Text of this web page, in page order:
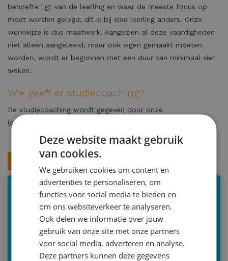
behoefte ligt van de leerling en waar de meeste focus op
moet worden gelegd, dit is bij elke leerling anders. Onze
werkwijze is dus maatwerk. Aangezien al deze vaardigheden
niet alleen aangeleerd, maar ook eigen gemaakt moeten
worden, wordt er begonnen met een duur van minimaal vier
weken.
Wie geeft er studiecoaching?
De studiecoaching wordt gegeven door onze
(ortho)pedagogen en psychologen in een 1 op 1 situatie.
Studiecoaching
€65,00 per uur
Duur: 60 minuten
Minimale afname: 4 lessen
Deze website maakt gebruik
van cookies.
We gebruiken cookies om content en
advertenties te personaliseren, om
functies voor social media te bieden en
om ons websiteverkeer te analyseren.
Ook delen we informatie over jouw
gebruik van onze site met onze partners
voor social media, adverteren en analyse.
Deze partners kunnen deze gegevens